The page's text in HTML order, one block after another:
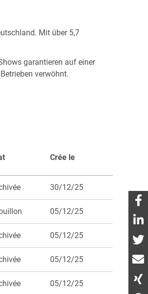
Mit über 5,7
garantieren auf einer
verwöhnt.
Crée le
30/12/25
05/12/25
05/12/25
05/12/25
05/12/25